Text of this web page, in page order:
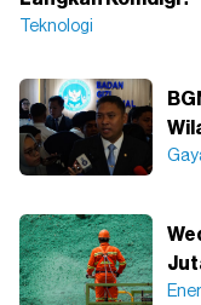
Teknologi